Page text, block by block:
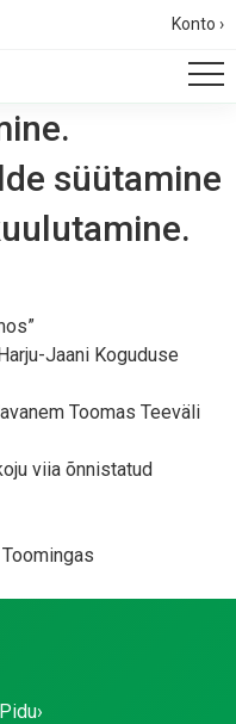
Konto ›
süütamine
Jaani Koguduse
Toomas Teeväli
viia õnnistatud
Pidu